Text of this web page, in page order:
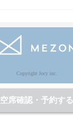
空席確認・予約する
Copyright Jocy inc.